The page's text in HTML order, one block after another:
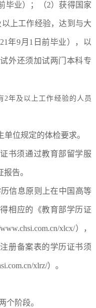
毕业）；（2）获得国家
上工作经验，达到与大
年9月1日前毕业），以
外还须加试两门本科专
2年及以上工作经验的人员
位规定的体检要求。
书须通过教育部留学服
告。
信息原则上在中国高等
相应的《教育部学历证
xlcx/），
册备案表的学历证书须
xlrz/）。
个阶段。